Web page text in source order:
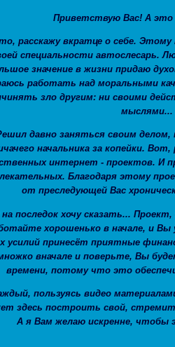
Приветствую Вас! А это
расскажу вкратце о себе.
специальности автослесарь.
значение в жизни придаю
работать над моральными
зло другим: ни своими
мыслями...
давно заняться своим
начальника за копейки.
интернет - проектов. И
Благодаря этому
от преследующей Вас
последок хочу сказать...
хорошенько в начале, и
усилий принесёт приятные
вначале и поверьте, Вы
времени, потому что это
пользуясь видео
здесь построить свой,
А я Вам желаю искренне, чтобы